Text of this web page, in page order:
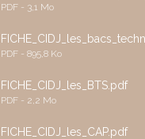
PDF 3,1 Mo
PDF 895,8 Ko
FICHE_CIDJ_les_BTS.pdf
PDF 2,2 Mo
FICHE_CIDJ_les_CAP.pdf